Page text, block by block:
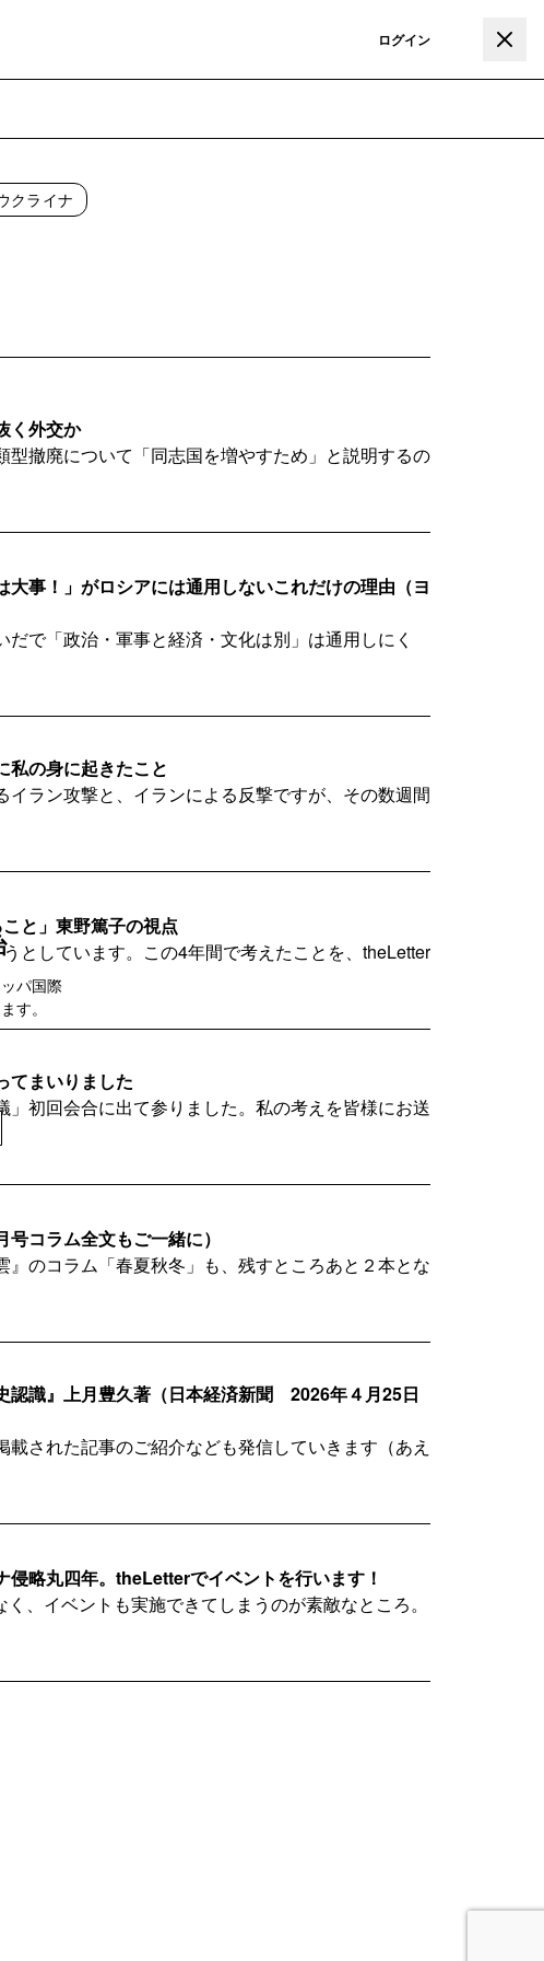
ログイン
クライナ
く外交か
撤廃について「同志国を増やすため」と説明するの
大事！」がロシアには通用しないこれだけの理由（ヨ
で「政治・軍事と経済・文化は別」は通用しにく
私の身に起きたこと
ラン攻撃と、イランによる反撃ですが、その数週間
と」東野篤子の視点
としています。この4年間で考えたことを、theLetter
てまいりました
初回会合に出て参りました。私の考えを皆様にお送
コラム全文もご一緒に）
のコラム「春夏秋冬」も、残すところあと２本とな
認識』上月豊久著（日本経済新聞 2026年４月25日
された記事のご紹介なども発信していきます（あえ
侵略丸四年。theLetterでイベントを行います！
、イベントも実施できてしまうのが素敵なところ。
パ国際
す。